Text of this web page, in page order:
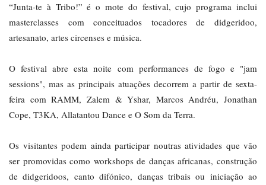
“Junta-te à Tribo!” é o mote do festival, cujo programa inclui
masterclasses com conceituados tocadores de didgeridoo,
artesanato, artes circenses e música.
O festival abre esta noite com performances de fogo e "jam
sessions", mas as principais atuações decorrem a partir de sexta-
feira com RAMM, Zalem & Yshar, Marcos Andréu, Jonathan
Cope, T3KA, Allatantou Dance e O Som da Terra.
Os visitantes podem ainda participar noutras atividades que vão
ser promovidas como workshops de danças africanas, construção
de didgeridoos, canto difónico, danças tribais ou iniciação ao